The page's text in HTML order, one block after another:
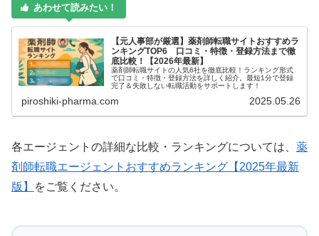
あわせて読みたい！
【元人事部が厳選】薬剤師転職サイトおすすめラ
ンキングTOP6 口コミ・特徴・登録方法まで徹
底比較！【2026年最新】
薬剤師転職サイトの人気6社を徹底比較！ランキング形式
で口コミ・特徴・登録方法を詳しく紹介。最短1分で登録
完了＆失敗しない転職活動をサポートします！
piroshiki-pharma.com 2025.05.26
各エージェントの詳細な比較・ランキングについては、 薬
剤師転職エージェントおすすめランキング【2025年最新
版】
をご覧ください。